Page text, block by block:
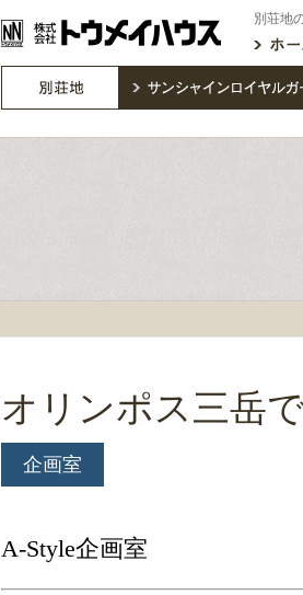
別荘地
オリンポス三岳
企画室
A-Style企画室